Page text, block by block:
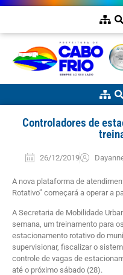
Controladores de
26/12/2019
A nova plataforma de
Rotativo” começará a operar a
A Secretaria de Mobilidade
semana, um treinamento para
estacionamento rotativo do
supervisionar, fiscalizar o
controle de vagas de
até o próximo sábado (28).